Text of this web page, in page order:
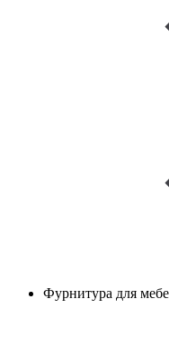
Фурнитура для